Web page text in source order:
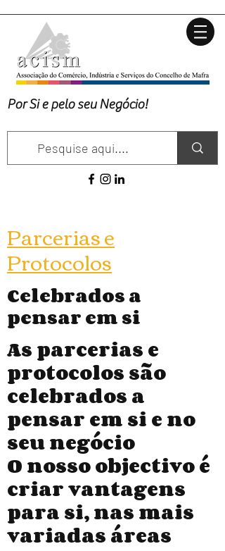
Por Si e pelo seu Negócio!
Parcerias e
Protocolos
Celebrados a
pensar em si
As parcerias e
protocolos são
celebrados a
pensar em si e no
seu negócio
O nosso objectivo é
criar vantagens
para si, nas mais
variadas áreas